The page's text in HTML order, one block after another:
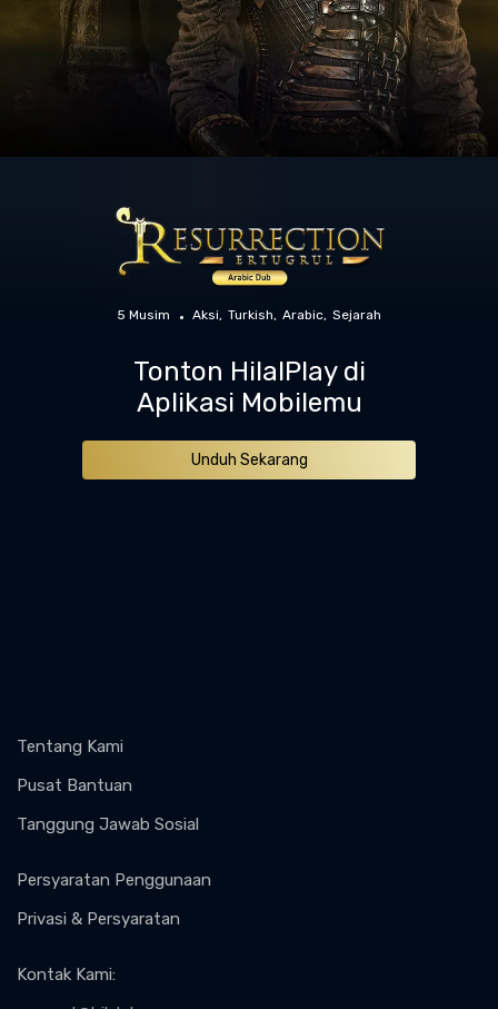
5 Musim Aksi Turkish Arabic Sejarah
Tonton HilalPlay di
Aplikasi Mobilemu
Unduh Sekarang
Tentang Kami
Pusat Bantuan
Tanggung Jawab Sosial
Persyaratan Penggunaan
Privasi & Persyaratan
Kontak Kami: